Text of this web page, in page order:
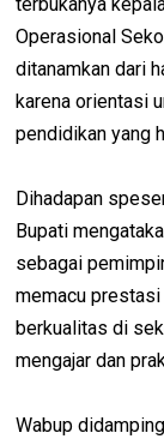
Operasional
ditanamkan dari
karena orientasi
pendidikan yang
Dihadapan
Bupati
sebagai
memacu
berkualitas di
mengajar dan
Wabup